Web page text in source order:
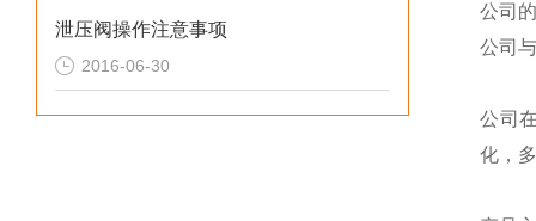
泄压阀操作注意事项
2016-06-30
公司
公司
公司
化，